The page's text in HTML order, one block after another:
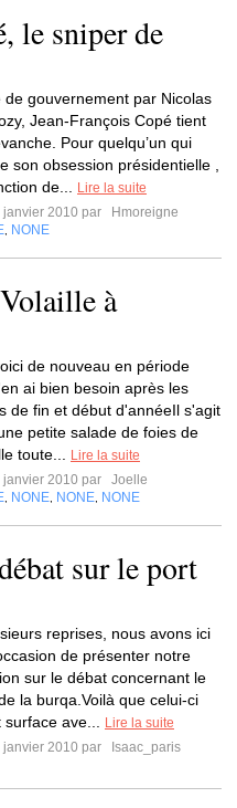
le sniper de
de gouvernement par Nicolas
Jean-François Copé tient
Pour quelqu’un qui
son obsession présidentielle ,
de...
Lire la suite
janvier 2010 par
Hmoreigne
NONE
à
de nouveau en période
ai bien besoin après les
de fin et début d'annéeIl s'agit
petite salade de foies de
toute...
Lire la suite
janvier 2010 par
Joelle
NONE NONE NONE
sur le port
reprises, nous avons ici
de présenter notre
sur le débat concernant le
la burqa.Voilà que celui-ci
surface ave...
Lire la suite
janvier 2010 par
Isaac_paris